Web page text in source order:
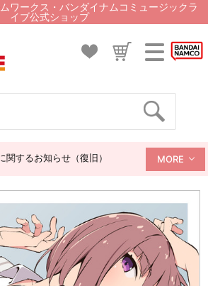
ワークス・バンダイナムコミュージックラ
イブ公式ショップ
関するお知らせ（復旧） MORE